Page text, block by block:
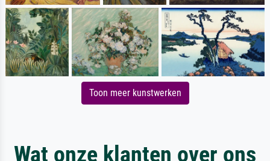
Toon meer kunstwerken
Wat onze klanten over ons